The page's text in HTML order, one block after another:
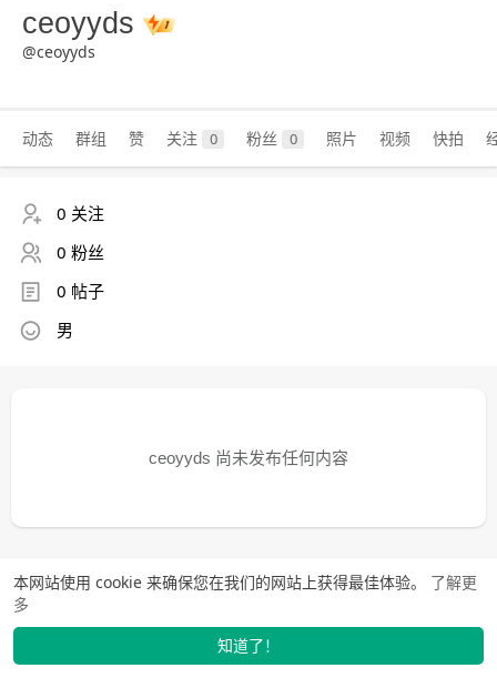
本网站使用 cookie 来确保您在我们的网站上获得最佳体验。 了解更
多
知道了！
ceoyyds
@ceoyyds
动态 群组 赞 关注 0 粉丝 0 照片 视频 快拍
0 关注
0 粉丝
0 帖子
男
ceoyyds 尚未发布任何内容
发布